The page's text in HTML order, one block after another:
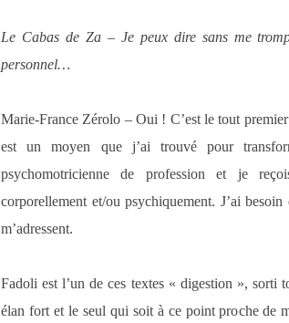
Le Cabas de Za – Je peux dire sans me
personnel…
Marie-France Zérolo – Oui ! C’est le tout
est un moyen que j’ai trouvé pour
psychomotricienne de profession et je
corporellement et/ou psychiquement. J’ai
m’adressent.
Fadoli est l’un de ces textes « digestion », sorti
élan fort et le seul qui soit à ce point proche de